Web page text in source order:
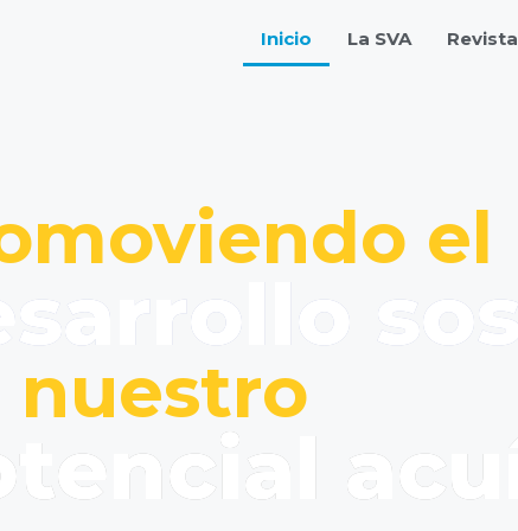
Inicio La SVA Revista
el
nuestro